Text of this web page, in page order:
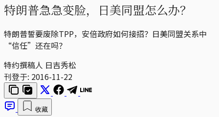
特朗普急急变脸，日美同盟怎么办？
特朗普誓要废除TPP，安倍政府如何接招？日美同盟关系中
“信任”还在吗？
特约撰稿人 日吉秀松
刊登于: 2016-11-22
收藏